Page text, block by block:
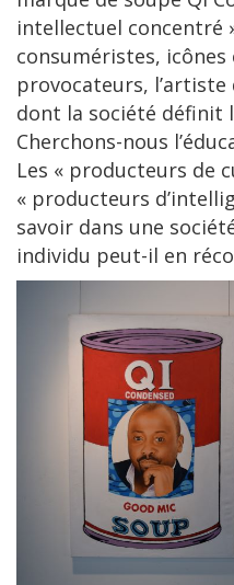
intellectuel concentré
consuméristes,
provocateurs,
dont la société définit
Cherchons-nous
Les « producteurs de
« producteurs
savoir dans une
individu peut-il en